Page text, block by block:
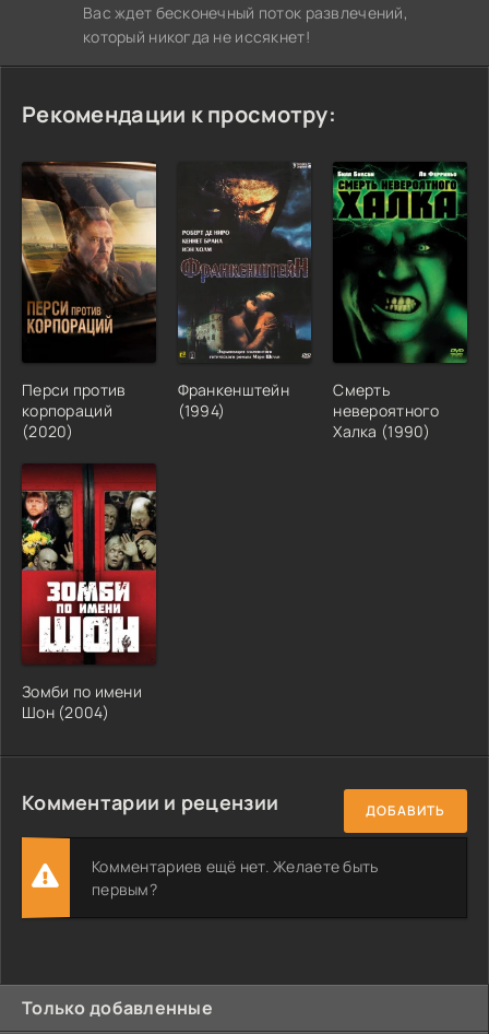
Вас ждет бесконечный поток развлечений,
который никогда не иссякнет!
Рекомендации к просмотру:
Перси против
корпораций
(2020)
Франкенштейн
(1994)
Смерть
невероятного
Халка (1990)
Зомби по имени
Шон (2004)
Комментарии и рецензии ДОБАВИТЬ
Комментариев ещё нет. Желаете быть
первым?
Только добавленные